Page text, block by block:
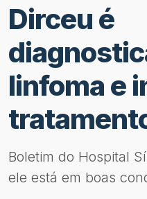
Dirceu é
linfoma e
Boletim do Hospital
ele está em boas